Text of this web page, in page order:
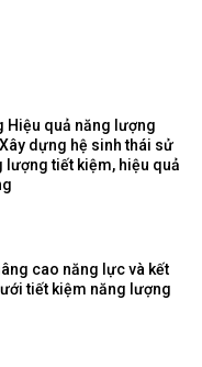
Hiệu quả năng lượng
dựng hệ sinh thái sử
lượng tiết kiệm, hiệu quả
cao năng lực và kết
tiết kiệm năng lượng